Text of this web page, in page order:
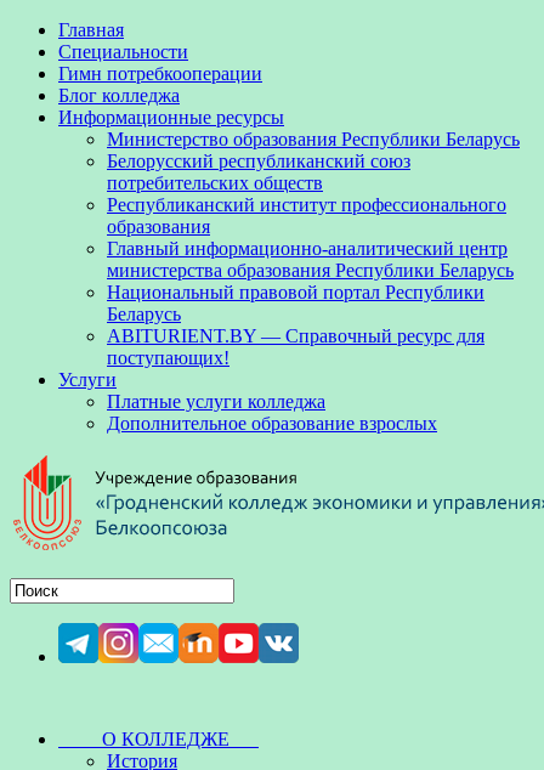
Главная
Специальности
Гимн потребкооперации
Блог колледжа
Информационные ресурсы
Министерство образования Республики Беларусь
Белорусский республиканский союз
потребительских обществ
Республиканский институт профессионального
образования
Главный информационно-аналитический центр
министерства образования Республики Беларусь
Национальный правовой портал Республики
Беларусь
ABITURIENT.BY — Справочный ресурс для
поступающих!
Услуги
Платные услуги колледжа
Дополнительное образование взрослых
О КОЛЛЕДЖЕ
История